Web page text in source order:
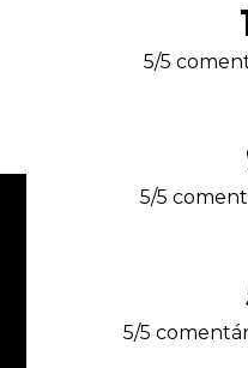
5/5
5/5
5/5